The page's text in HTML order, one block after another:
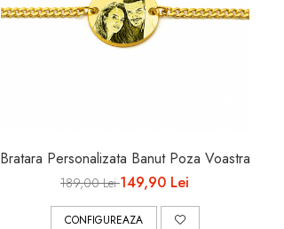
Bratara Personalizata Banut Poza Voastra
189,00 Lei149,90 Lei
CONFIGUREAZA